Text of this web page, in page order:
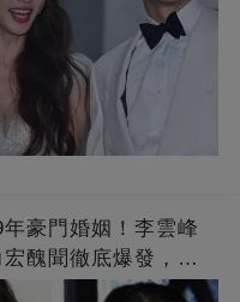
豪門婚姻！李雲峰
醜聞徹底爆發，原